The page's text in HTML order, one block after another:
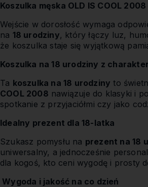
Koszulka męska OLD IS COOL
Wejście w dorosłość wymaga
na 18 urodziny, który łączy luz,
że koszulka staje się wyjątkową
Koszulka na 18 urodziny z
Ta koszulka na 18 urodziny to
COOL 2008 nawiązuje do klasyki i
spotkanie z przyjaciółmi czy jako
Idealny prezent dla 18-latka
Szukasz pomysłu na prezent na 18
uniwersalny, a jednocześnie
dla kogoś, kto ceni wygodę i prosty
Wygoda i jakość na co dzień